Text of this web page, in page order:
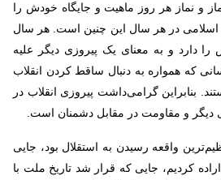
و نماز هر روز ماهیت و جایگاه خودش را
اسلامی در هر سال این چنین است. هر سال
را دارد و به معنای یک پیروزی دیگر علیه
که همواره به دنبال ساقط کردن انقلاب
بنابراین گرامی‌داشت پیروزی انقلاب در
دیگر و مقاومت در مقابل دشمنان است.
واقعه رسیدن به استقلال بود، جایی
کردیم، جایی که قرار شد تاریخ ملت با